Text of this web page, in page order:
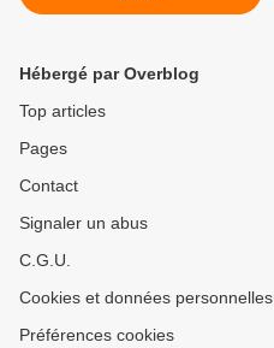
Hébergé par Overblog
Top articles
Pages
Contact
Signaler un abus
C.G.U.
Cookies et données personnelles
Préférences cookies